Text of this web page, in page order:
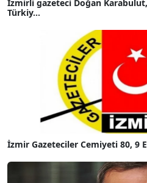
İzmirli gazeteci Doğan
Türkiy...
İzmir Gazeteciler Cemiyeti 80, 9